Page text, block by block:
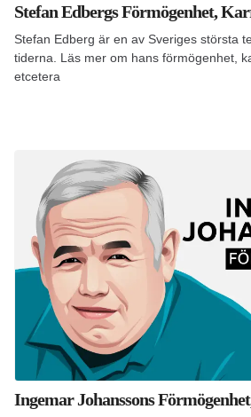
Stefan Edbergs Förmögenhet,
Stefan Edberg är en av Sveriges största
tiderna. Läs mer om hans förmögenhet,
etcetera
Ingemar Johanssons